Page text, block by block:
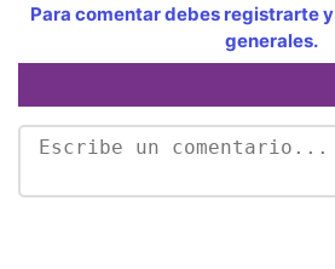
Para comentar debes registrarte
generales.